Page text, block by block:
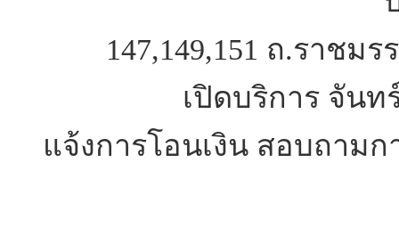
147,149,151 ถ.ราชม
เปิดบริการ จันท
แจ้งการโอนเงิน สอบถามก